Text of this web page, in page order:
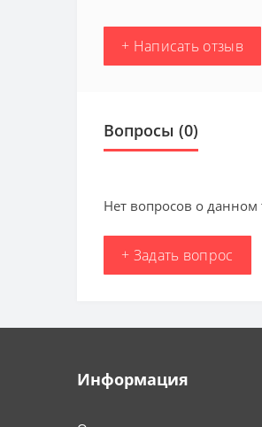
+ Написать отзыв
Вопросы (0)
Нет вопросов о данном
+ Задать вопрос
Информация